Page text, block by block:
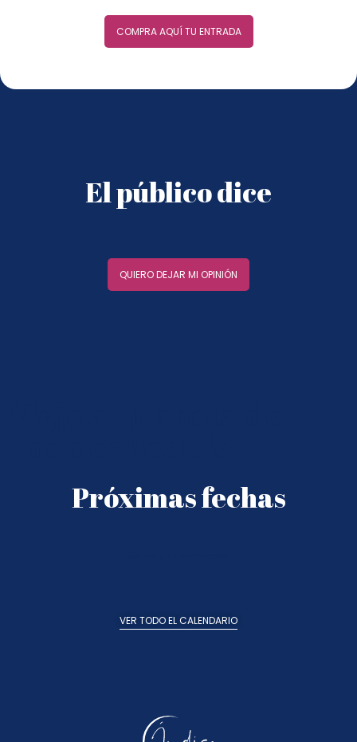
COMPRA AQUÍ TU ENTRADA
El público dice
QUIERO DEJAR MI OPINIÓN
Próximas fechas
VER TODO EL CALENDARIO